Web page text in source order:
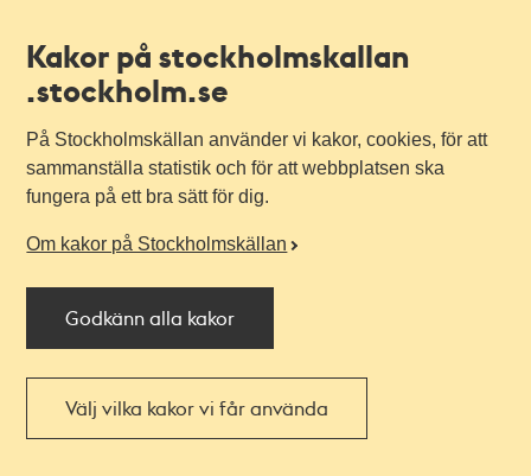
Kakor på stockholmskallan
.stockholm.se
På Stockholmskällan använder vi kakor, cookies, för att
sammanställa statistik och för att webbplatsen ska
fungera på ett bra sätt för dig.
Om kakor på Stockholmskällan
Godkänn alla kakor
Välj vilka kakor vi får använda